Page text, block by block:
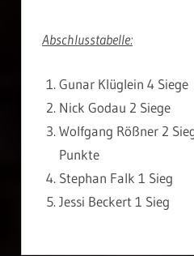
Abschlusstabelle:
Gunar Klüglein 4
Nick Godau 2
Wolfgang Rößner
Punkte
Stephan Falk 1
Jessi Beckert 1